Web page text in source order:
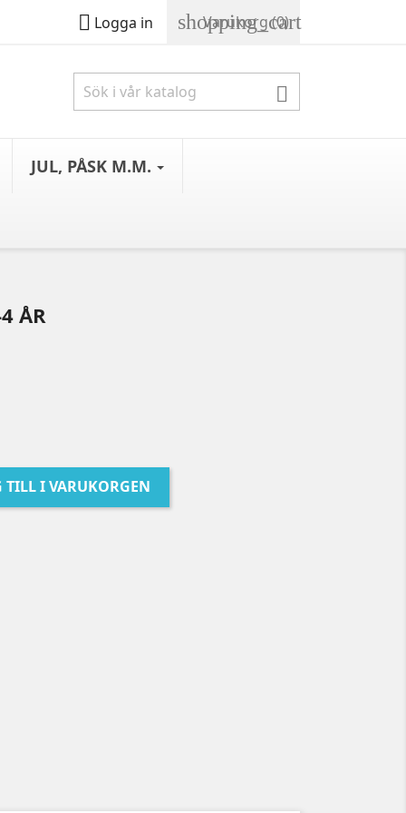
 Logga in shopping_cart
Varukorg (0)

JUL, PÅSK M.M.
ÅR
TILL I VARUKORGEN